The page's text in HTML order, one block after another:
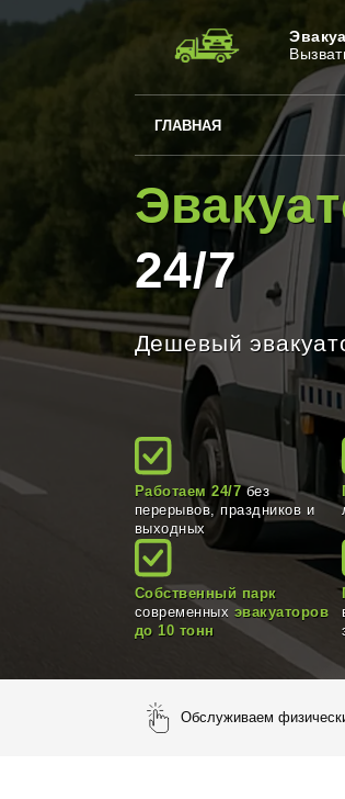
ГЛАВНАЯ
24/7
Дешевый
Работаем 24/7 без
перерывов, праздников и
выходных
Собственный парк
современных эвакуаторов
до 10 тонн
Обслуживаем